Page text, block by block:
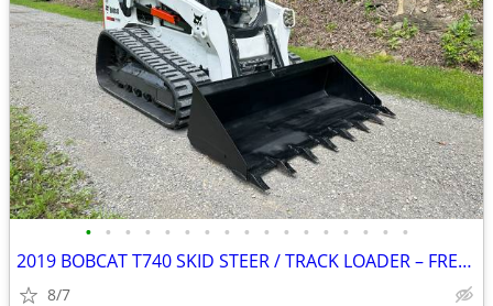
• • • • • • • • • • • • • • • • •
2019 BOBCAT T740 SKID STEER / TRACK LOADER – FREE DELIVERY
8/7